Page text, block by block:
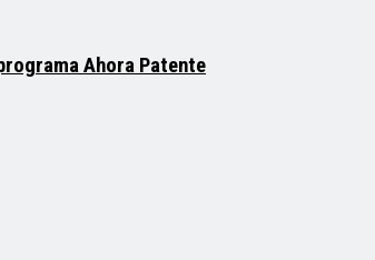
Ahora Patente